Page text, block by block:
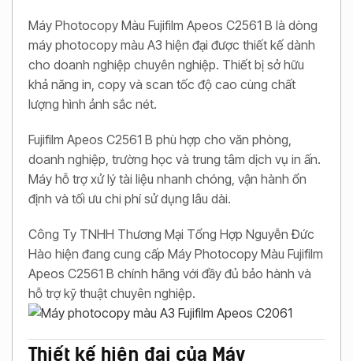
Máy Photocopy Màu Fujifilm Apeos C2561 B là dòng
máy photocopy màu A3 hiện đại được thiết kế dành
cho doanh nghiệp chuyên nghiệp. Thiết bị sở hữu
khả năng in, copy và scan tốc độ cao cùng chất
lượng hình ảnh sắc nét.
Fujifilm Apeos C2561 B phù hợp cho văn phòng,
doanh nghiệp, trường học và trung tâm dịch vụ in ấn.
Máy hỗ trợ xử lý tài liệu nhanh chóng, vận hành ổn
định và tối ưu chi phí sử dụng lâu dài.
Công Ty TNHH Thương Mại Tổng Hợp Nguyễn Đức
Hào hiện đang cung cấp Máy Photocopy Màu Fujifilm
Apeos C2561 B chính hãng với đầy đủ bảo hành và
hỗ trợ kỹ thuật chuyên nghiệp.
Thiết kế hiện đại của Máy